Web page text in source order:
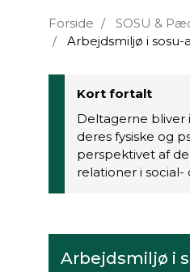
Forside
SOSU &
Arbejdsmiljø i
Kort fortalt
Deltagerne bliver
deres fysiske og
perspektivet af
relationer i
Arbejdsmiljø i